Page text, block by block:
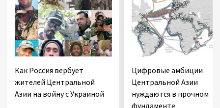
Как Россия вербует
жителей Центральной
Азии на войну с Украиной
Цифровые амбиции
Центральной Азии
нуждаются в прочном
фундаменте